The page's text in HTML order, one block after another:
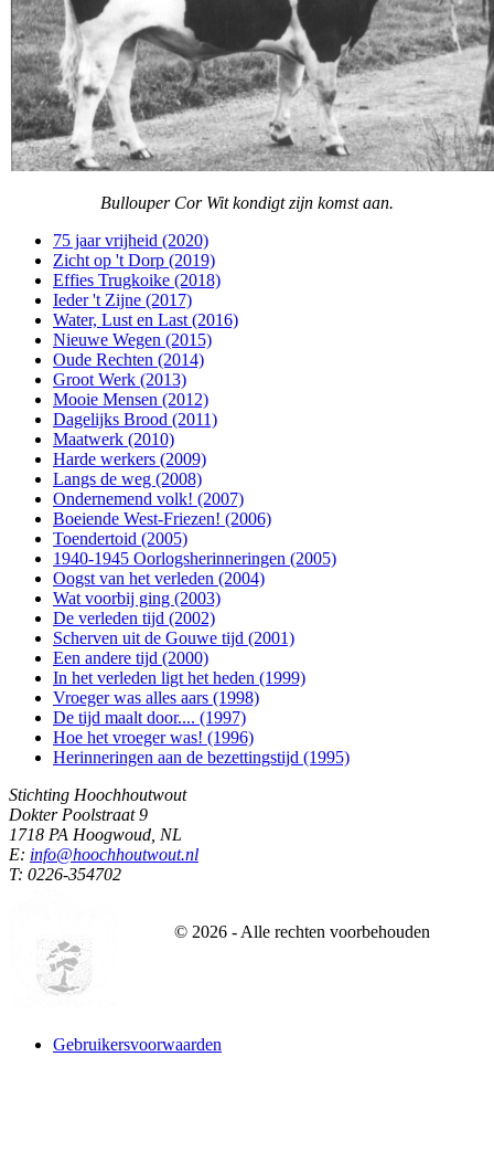
Bullouper Cor Wit kondigt zijn komst aan.
75 jaar vrijheid (2020)
Zicht op 't Dorp (2019)
Effies Trugkoike (2018)
Ieder 't Zijne (2017)
Water, Lust en Last (2016)
Nieuwe Wegen (2015)
Oude Rechten (2014)
Groot Werk (2013)
Mooie Mensen (2012)
Dagelijks Brood (2011)
Maatwerk (2010)
Harde werkers (2009)
Langs de weg (2008)
Ondernemend volk! (2007)
Boeiende West-Friezen! (2006)
Toendertoid (2005)
1940-1945 Oorlogsherinneringen (2005)
Oogst van het verleden (2004)
Wat voorbij ging (2003)
De verleden tijd (2002)
Scherven uit de Gouwe tijd (2001)
Een andere tijd (2000)
In het verleden ligt het heden (1999)
Vroeger was alles aars (1998)
De tijd maalt door.... (1997)
Hoe het vroeger was! (1996)
Herinneringen aan de bezettingstijd (1995)
Stichting Hoochhoutwout
Dokter Poolstraat 9
1718 PA Hoogwoud, NL
E: info@hoochhoutwout.nl
T: 0226-354702
© 2026 - Alle rechten voorbehouden
Gebruikersvoorwaarden